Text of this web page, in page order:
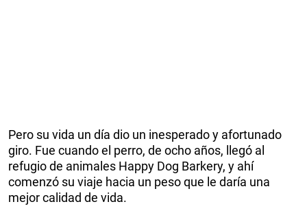
Pero su vida un día dio un inesperado y afortunado
giro. Fue cuando el perro, de ocho años, llegó al
refugio de animales Happy Dog Barkery, y ahí
comenzó su viaje hacia un peso que le daría una
mejor calidad de vida.